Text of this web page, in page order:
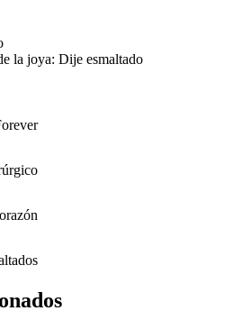
la joya: Dije esmaltado